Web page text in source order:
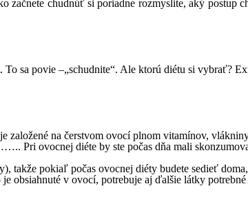
začnete chudnúť si poriadne rozmyslite, aký postup
To sa povie –„schudnite“. Ale ktorú diétu si vybrať?
založené na čerstvom ovocí plnom vitamínov,
Pri ovocnej diéte by ste počas dňa mali
takže pokiaľ počas ovocnej diéty budete sedieť
obsiahnuté v ovocí, potrebuje aj ďalšie látky